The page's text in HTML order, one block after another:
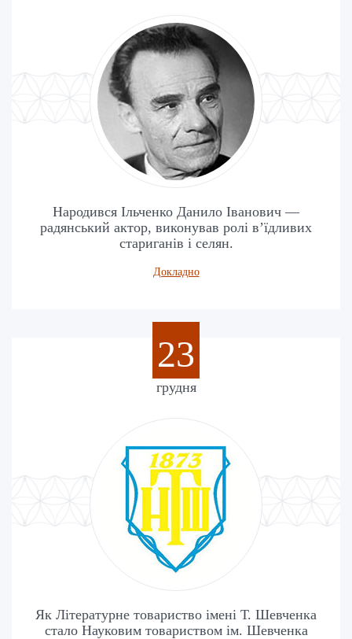
Народився Ільченко Данило Іванович —
радянський актор, виконував ролі в’їдливих
стариганів і селян.
Докладно
23
грудня
Як Літературне товариство імені Т. Шевченка
стало Науковим товариством ім. Шевченка